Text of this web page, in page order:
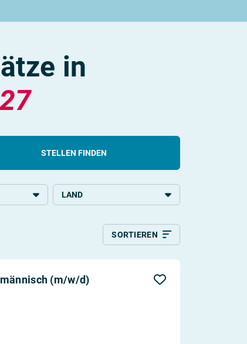
in
STELLEN FINDEN
LAND
Deutschland
SORTIEREN
(m/w/d)